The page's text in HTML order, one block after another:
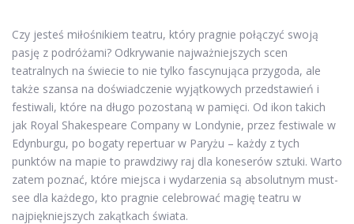
Czy jesteś miłośnikiem teatru, który pragnie połączyć swoją
pasję z podróżami? Odkrywanie najważniejszych scen
teatralnych na świecie to nie tylko fascynująca przygoda, ale
także szansa na doświadczenie wyjątkowych przedstawień i
festiwali, które na długo pozostaną w pamięci. Od ikon takich
jak Royal Shakespeare Company w Londynie, przez festiwale w
Edynburgu, po bogaty repertuar w Paryżu – każdy z tych
punktów na mapie to prawdziwy raj dla koneserów sztuki. Warto
zatem poznać, które miejsca i wydarzenia są absolutnym must-
see dla każdego, kto pragnie celebrować magię teatru w
najpiękniejszych zakątkach świata.